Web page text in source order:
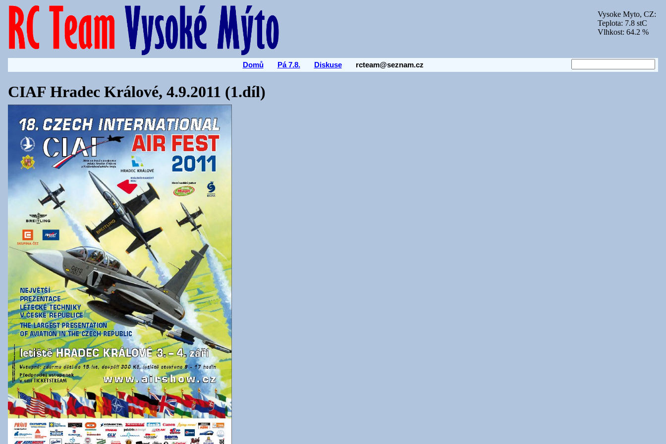
Vysoke Myto, CZ:
Teplota: 7.8 stC
Vlhkost: 64.2 %
Domů Pá 7.8. Diskusercteam@seznam.cz
CIAF Hradec Králové, 4.9.2011 (1.díl)